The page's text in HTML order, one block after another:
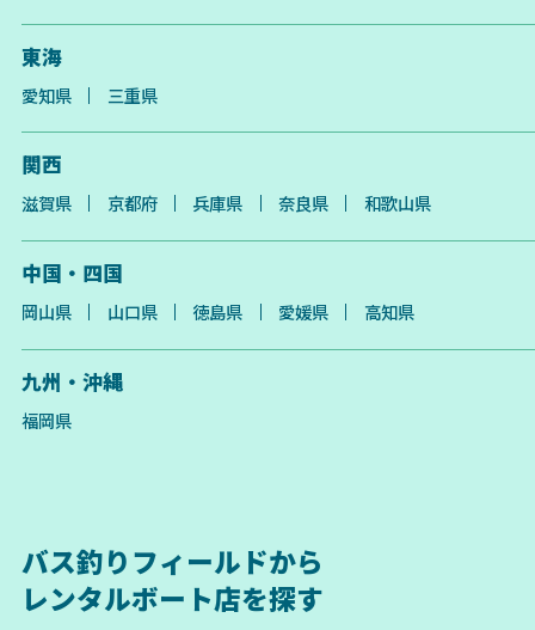
東海
愛知県 三重県
関西
滋賀県 京都府 兵庫県 奈良県 和歌山県
中国・四国
岡山県 山口県 徳島県 愛媛県 高知県
九州・沖縄
福岡県
バス釣りフィールドから
レンタルボート店を探す